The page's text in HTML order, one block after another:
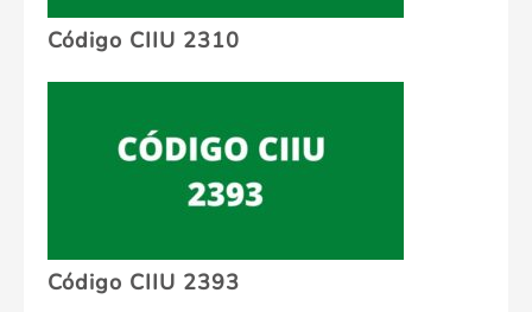
Código CIIU 2310
Código CIIU 2393